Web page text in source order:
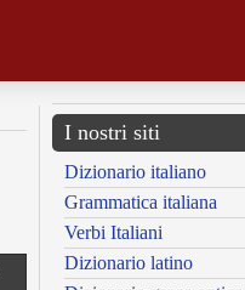
I nostri siti
Dizionario italiano
Grammatica italiana
Verbi Italiani
Dizionario latino